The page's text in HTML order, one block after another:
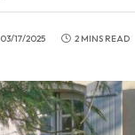
03/17/2025 2 MINS READ